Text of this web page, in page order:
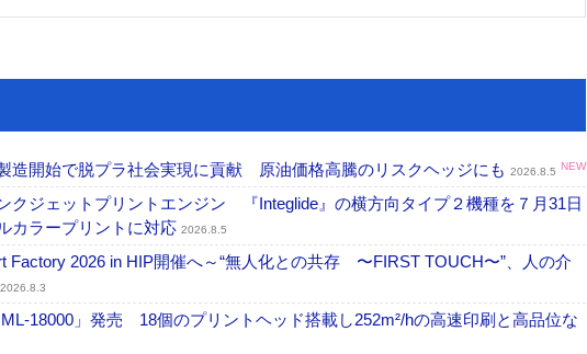
開始で脱プラ社会実現に貢献 原油価格高騰のリスクヘッジにも 2026.8.5 NEW
ジェットプリントエンジン 『Integlide』の横方向タイプ２機種を７月31日
カラープリントに対応 2026.8.5
Factory 2026 in HIP開催へ～“無人化との共存 〜FIRST TOUCH〜”、人の介
2026.8.3
18000」発売 18個のプリントヘッド搭載し252m²/hの高速印刷と高品位な